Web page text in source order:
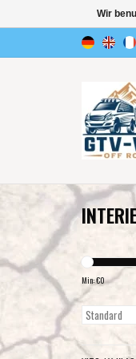
Min: €0
Wir